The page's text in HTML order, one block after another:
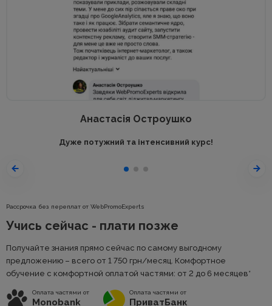
Анастасія Остроушко
Дуже потужний та інтенсивний курс!
Рассрочка без переплат от WebPromoExperts
Учись сейчас - плати позже
Получайте знания прямо сейчас по самому выгодному
предложению – всего от 1 750 грн/месяц. Комфортное
обучение с комфортной оплатой частями: от 2 до 6 месяцев*
Оплата частями от
Monobank
Оплата частями от
ПриватБанк